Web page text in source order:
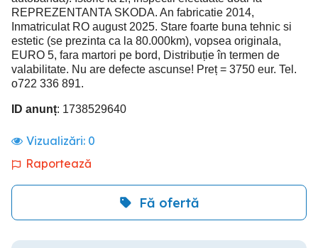
REPREZENTANTA SKODA. An fabricatie 2014,
Inmatriculat RO august 2025. Stare foarte buna tehnic si
estetic (se prezinta ca la 80.000km), vopsea originala,
EURO 5, fara martori pe bord, Distribuție în termen de
valabilitate. Nu are defecte ascunse! Preț = 3750 eur. Tel.
o722 336 891.
ID anunț: 1738529640
Vizualizări: 0
Raportează
Fă ofertă